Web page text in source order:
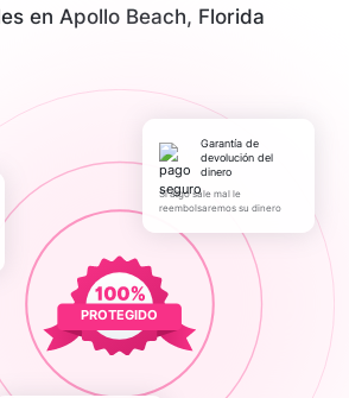
en Apollo Beach, Florida
PROTEGIDO
Garantía de
devolución del
dinero
Si algo sale mal le
reembolsaremos su dinero